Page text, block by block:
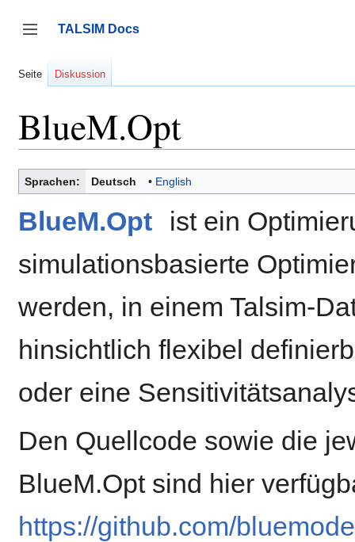
springen
Seitenleiste umschalten
TALSIM Docs
Seite Diskussion
BlueM.Opt
Sprachen: Deutsch English
BlueM.Opt
ist ein
simulationsbasierte
werden, in einem Talsim-
hinsichtlich flexibel
oder eine
Den Quellcode sowie die
BlueM.Opt sind hier
https://github.com/